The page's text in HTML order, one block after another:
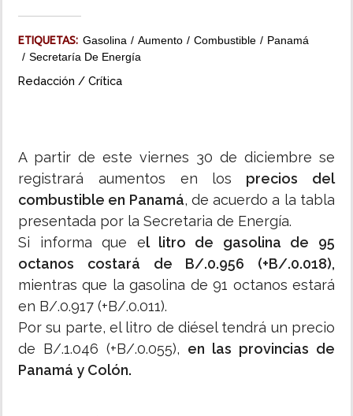
ETIQUETAS: Gasolina Aumento Combustible
Panamá
Secretaría De Energía
Redacción / Crítica
A partir de este viernes 30 de diciembre se
registrará aumentos en los precios del
combustible en Panamá, de acuerdo a la tabla
presentada por la Secretaria de Energía.
Si informa que el litro de gasolina de 95
octanos costará de B/.0.956 (+B/.0.018),
mientras que la gasolina de 91 octanos estará
en B/.0.917 (+B/.0.011).
Por su parte, el litro de diésel tendrá un precio
de B/.1.046 (+B/.0.055), en las provincias de
Panamá y Colón.